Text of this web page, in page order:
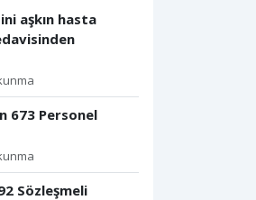
aşkın hasta
673 Personel
Sözleşmeli